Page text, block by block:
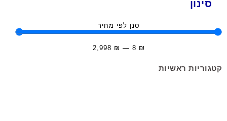
סינון
סנן לפי מחיר
₪
8
—
₪
2,998
קטגוריות ראשיות